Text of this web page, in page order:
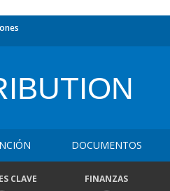
DOCUMENTOS
CLAVE FINANZAS